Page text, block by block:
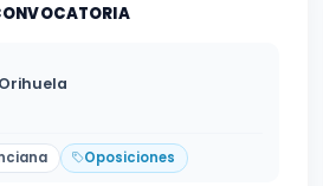
Oposiciones